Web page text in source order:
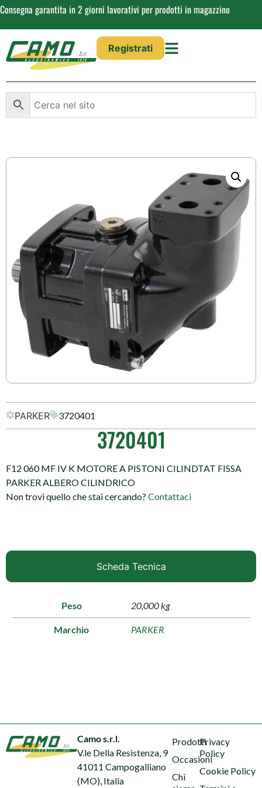
Consegna garantita in 2 giorni lavorativi per prodotti in magazzino
Registrati
PARKER 3720401
3720401
F12 060 MF IV K MOTORE A PISTONI CILINDTAT FISSA
PARKER ALBERO CILINDRICO
Non trovi quello che stai cercando? Contattaci
Scheda Tecnica
Peso 20,000 kg
Marchio PARKER
Camo s.r.l.
V.le Della Resistenza, 9
41011 Campogalliano
(MO), Italia
Prodotti
Occasioni
Chi
Privacy
Policy
Cookie Policy